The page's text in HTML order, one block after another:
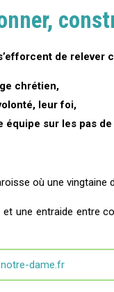
de relever
chrétien,
leur foi,
équipe sur les pas
où une vingtaine
une entraide entre
dame.fr